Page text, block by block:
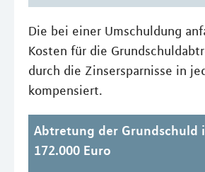
Die bei einer Umschuldung
Kosten für die
durch die Zinsersparnisse in
kompensiert.
Abtretung der Grundschuld
172.000 Euro